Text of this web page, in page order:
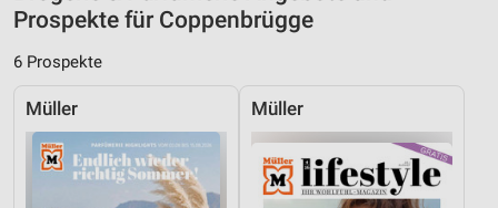
Prospekte für Coppenbrügge
6 Prospekte
Müller Müller
Kombinationen von Daten aus verschiedenen
Verwendung reduzierter Daten zur Auswahl von